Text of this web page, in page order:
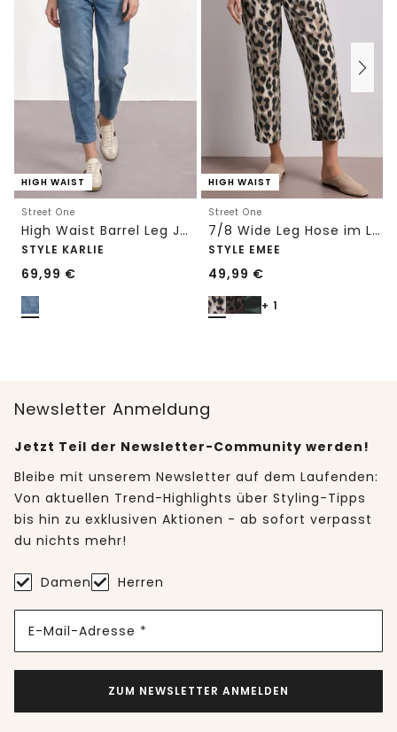
HIGH WAIST
Street One
High Waist Barrel Leg Jeans im Loose Fit
STYLE KARLIE
69,99 €
HIGH WAIST
Street One
7/8 Wide Leg Hose im Loose Fit mit Print
STYLE EMEE
49,99 €
+ 1
Newsletter Anmeldung
Jetzt Teil der Newsletter-Community werden!
Bleibe mit unserem Newsletter auf dem Laufenden:
Von aktuellen Trend-Highlights über Styling-Tipps
bis hin zu exklusiven Aktionen - ab sofort verpasst
du nichts mehr!
Damen Herren
E-Mail-Adresse *
ZUM NEWSLETTER ANMELDEN